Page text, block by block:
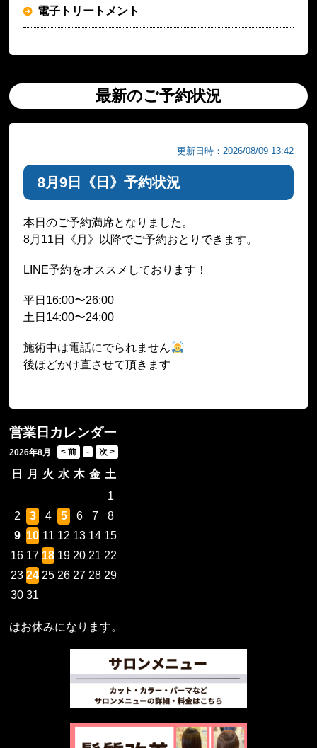
電子トリートメント
最新のご予約状況
更新日時：2026/08/09 13:42
8月9日《日》予約状況
本日のご予約満席となりました。
8月11日《月》以降でご予約おとりできます。
LINE予約をオススメしております！
平日16:00〜26:00
土日14:00〜24:00
施術中は電話にでられません
後ほどかけ直させて頂きます
営業日カレンダー
2026年8月
日 月 火 水 木 金 土
1
2
3 4 5 6 7
8
9 10 11 12 13 14 15
16 17 18 19 20 21 22
23 24 25 26 27 28 29
30 31
はお休みになります。